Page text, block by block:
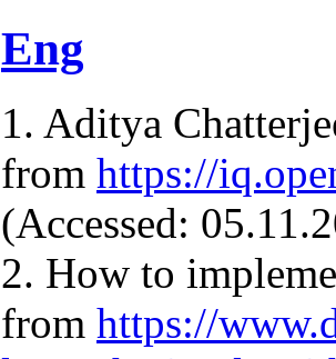
Eng
1. Aditya
from https://
(Accessed:
2. How to
from https://